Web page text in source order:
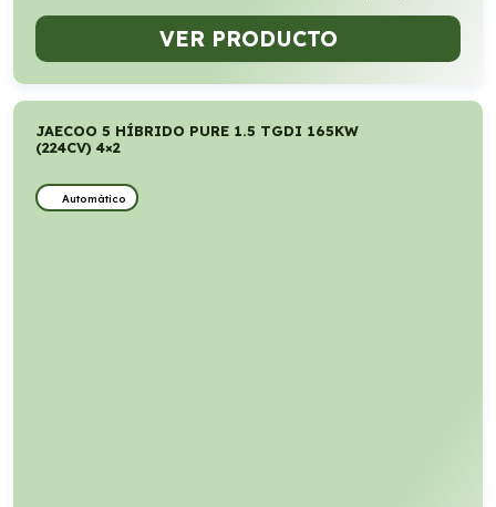
VER PRODUCTO
JAECOO 5 HÍBRIDO PURE 1.5 TGDI 165KW
(224CV) 4×2
Automático